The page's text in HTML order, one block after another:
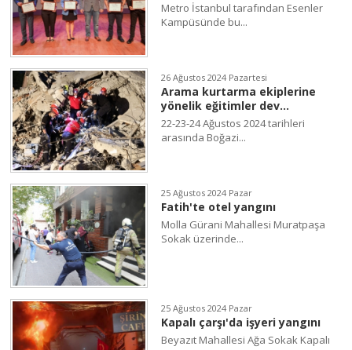
Metro İstanbul tarafından Esenler
Kampüsünde bu...
26 Ağustos 2024 Pazartesi
Arama kurtarma ekiplerine
yönelik eğitimler dev...
22-23-24 Ağustos 2024 tarihleri
arasında Boğazi...
25 Ağustos 2024 Pazar
Fatih'te otel yangını
Molla Gürani Mahallesi Muratpaşa
Sokak üzerinde...
25 Ağustos 2024 Pazar
Kapalı çarşı'da işyeri yangını
Beyazıt Mahallesi Ağa Sokak Kapalı